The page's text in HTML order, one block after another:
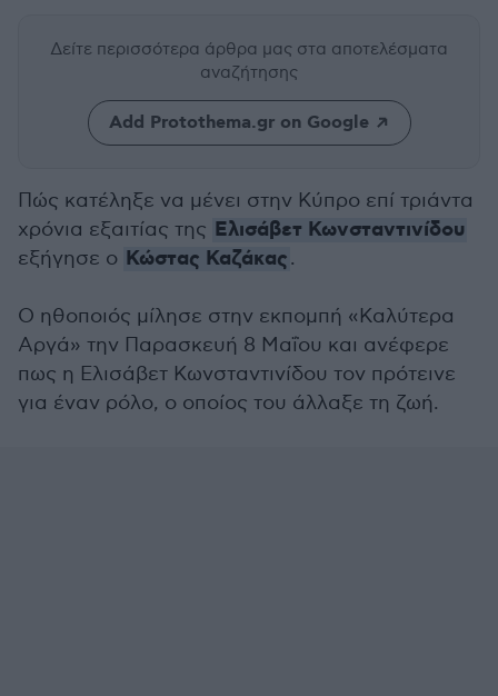
Δείτε περισσότερα άρθρα μας στα αποτελέσματα
αναζήτησης
Add Protothema.gr on Google
Πώς κατέληξε να μένει στην Κύπρο επί τριάντα
χρόνια εξαιτίας της Ελισάβετ Κωνσταντινίδου
εξήγησε ο Κώστας Καζάκας.
Ο ηθοποιός μίλησε στην εκπομπή «Καλύτερα
Αργά» την Παρασκευή 8 Μαΐου και ανέφερε
πως η Ελισάβετ Κωνσταντινίδου τον πρότεινε
για έναν ρόλο, ο οποίος του άλλαξε τη ζωή.